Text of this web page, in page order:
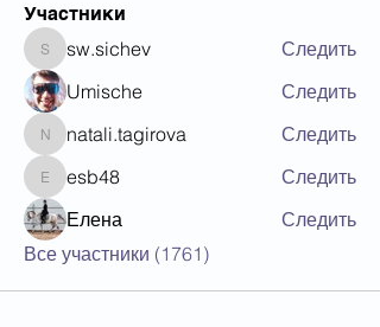
Участники
sw.sichev
sw.sichev
Следить
Umische
Следить
natali.tagirova
natali.tagirova Следить
esb48esb48
Следить
Елена
Следить
Все участники (1761)